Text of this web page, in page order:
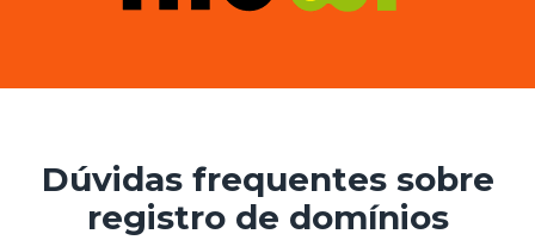
Dúvidas frequentes sobre
registro de domínios